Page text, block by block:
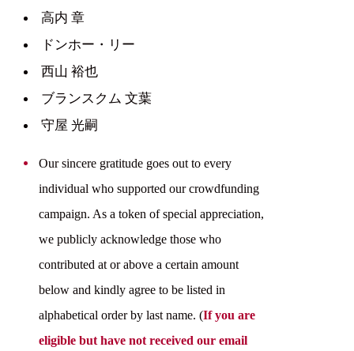
高内 章
ドンホー・リー
西山 裕也
ブランスクム 文葉
守屋 光嗣
Our sincere gratitude goes out to every
individual who supported our crowdfunding
campaign. As a token of special appreciation,
we publicly acknowledge those who
contributed at or above a certain amount
below and kindly agree to be listed in
alphabetical order by last name. (If you are
eligible but have not received our email